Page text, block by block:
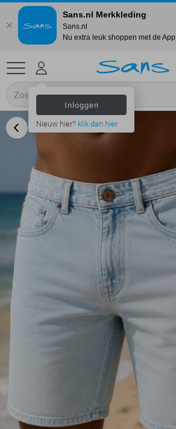
Inloggen
Nieuw hier? klik dan hier
Sans.nl Merkkleding
Sans.nl
Nu extra leuk shoppen met de App.